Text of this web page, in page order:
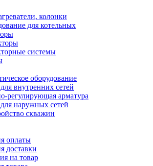
колонки
для котельных
системы
оборудование
внутренних сетей
регулирующая арматура
наружных сетей
скважин
оплаты
доставки
на товар